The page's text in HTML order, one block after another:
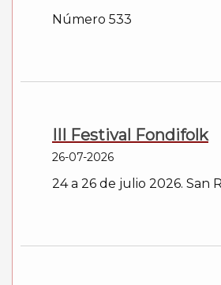
Número 533
III Festival Fondifolk
26-07-2026
24 a 26 de julio 2026. San